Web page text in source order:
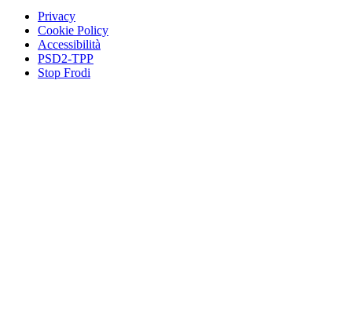
Privacy
Cookie Policy
Accessibilità
PSD2-TPP
Stop Frodi